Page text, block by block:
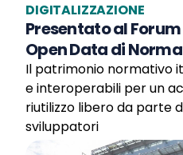
DIGITALIZZAZIONE
Presentato al
Open Data di
Il patrimonio normativo
e interoperabili per un
riutilizzo libero da parte
sviluppatori